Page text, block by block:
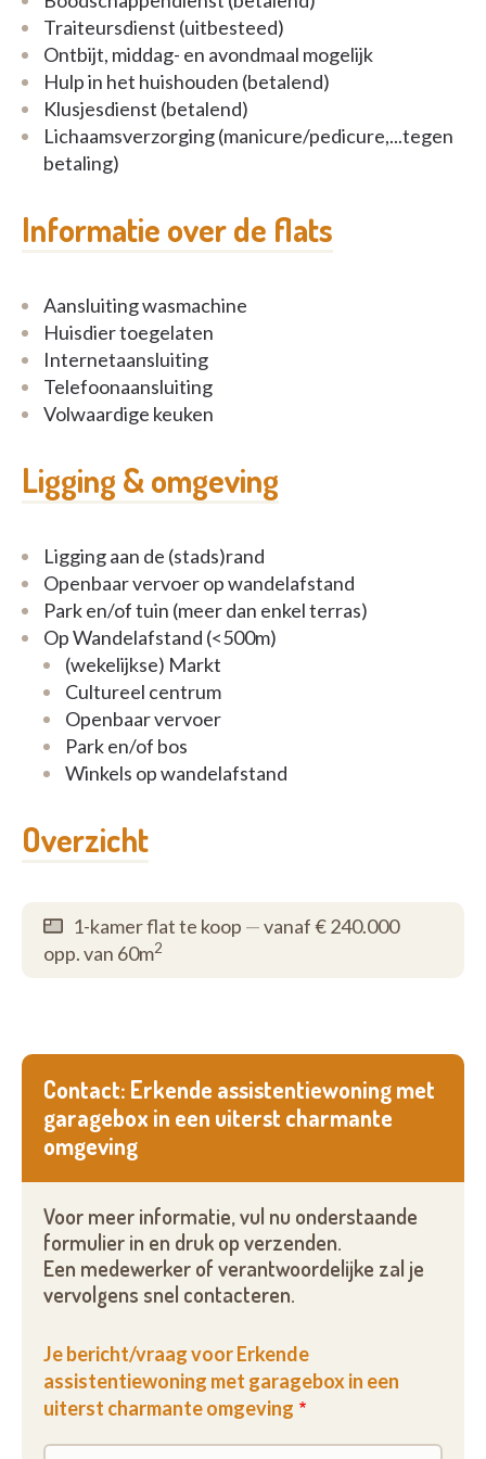
Voor investeerders: de assistentiewoning (inclusief
garagebox) is momenteel verhuurd aan 875€/maand.
Benieuwd of jij jouw verhaal hier ook kan schrijven?
bezoek:lena@claves.be of 03 502 98 74
Traiteursdienst (uitbesteed)
Ontbijt, middag- en avondmaal mogelijk
Hulp in het huishouden (betalend)
Klusjesdienst (betalend)
Lichaamsverzorging (manicure/pedicure,...tegen
betaling)
Informatie over de flats
Aansluiting wasmachine
Huisdier toegelaten
Internetaansluiting
Telefoonaansluiting
Volwaardige keuken
Ligging & omgeving
Ligging aan de (stads)rand
Openbaar vervoer op wandelafstand
Park en/of tuin (meer dan enkel terras)
Op Wandelafstand (<500m)
(wekelijkse) Markt
Cultureel centrum
Openbaar vervoer
Park en/of bos
Winkels op wandelafstand
Overzicht
1-kamer flat te koop —vanaf € 240.000
opp. van 60m2
Contact: Erkende assistentiewoning met
garagebox in een uiterst charmante
omgeving
Voor meer informatie, vul nu onderstaande
formulier in en druk op verzenden.
Een medewerker of verantwoordelijke zal je
vervolgens snel contacteren.
Je bericht/vraag voor Erkende
assistentiewoning met garagebox in een
uiterst charmante omgeving